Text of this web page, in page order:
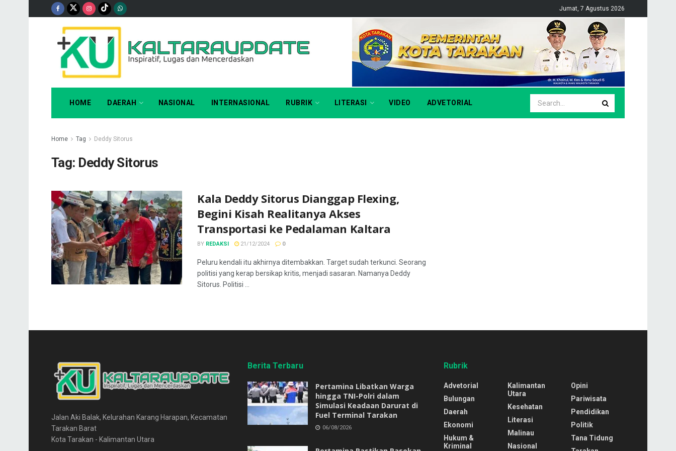
Jumat, 7 Agustus 2026
HOME DAERAH NASIONAL INTERNASIONAL RUBRIK LITERASI VIDEO ADVETORIAL
Home Tag Deddy Sitorus
Tag: Deddy Sitorus
Kala Deddy Sitorus Dianggap Flexing,
Begini Kisah Realitanya Akses
Transportasi ke Pedalaman Kaltara
BY REDAKSI 21/12/2024 0
Peluru kendali itu akhirnya ditembakkan. Target sudah terkunci. Seorang
politisi yang kerap bersikap kritis, menjadi sasaran. Namanya Deddy
Sitorus. Politisi ...
Jalan Aki Balak, Kelurahan Karang Harapan, Kecamatan
Tarakan Barat
Kota Tarakan - Kalimantan Utara
Berita Terbaru
Pertamina Libatkan Warga
hingga TNI-Polri dalam
Simulasi Keadaan Darurat di
Fuel Terminal Tarakan
06/08/2026
Rubrik
Advetorial
Bulungan
Daerah
Ekonomi
Hukum &
Kriminal
Kalimantan
Utara
Kesehatan
Literasi
Malinau
Nasional
Opini
Pariwisata
Pendidikan
Politik
Tana Tidung